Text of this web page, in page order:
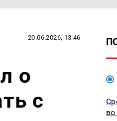
20.06.2026, 13:46
о
с